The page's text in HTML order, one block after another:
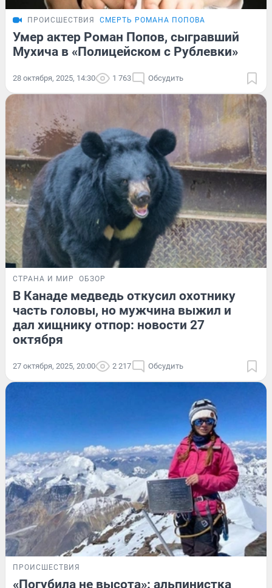
ПРОИСШЕСТВИЯ СМЕРТЬ РОМАНА ПОПОВА
Умер актер Роман Попов, сыгравший
Мухича в «Полицейском с Рублевки»
28 октября, 2025, 14:30 1 763 Обсудить
СТРАНА И МИР ОБЗОР
В Канаде медведь откусил охотнику
часть головы, но мужчина выжил и
дал хищнику отпор: новости 27
октября
27 октября, 2025, 20:00 2 217 Обсудить
ПРОИСШЕСТВИЯ
«Погубила не высота»: альпинистка